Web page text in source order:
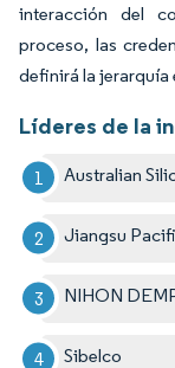
interacción del
proceso, las
definirá la
Líderes de la
Australian
Jiangsu
NIHON
Sibelco